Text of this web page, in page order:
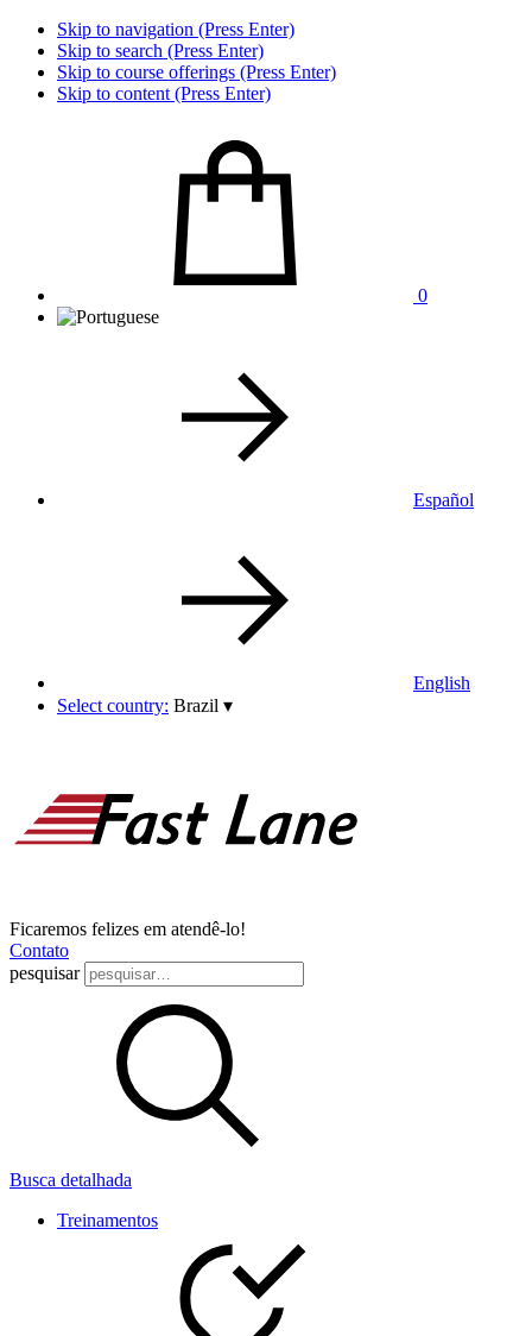
Skip to navigation (Press Enter)
Skip to search (Press Enter)
Skip to course offerings (Press Enter)
Skip to content (Press Enter)
0
Español
English
Select country: Brazil ▾
Ficaremos felizes em atendê-lo!
Contato
pesquisar
Busca detalhada
Treinamentos